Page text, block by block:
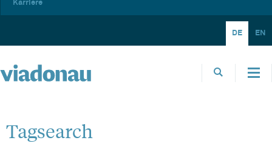
Karriere
DE EN
Tagsearch